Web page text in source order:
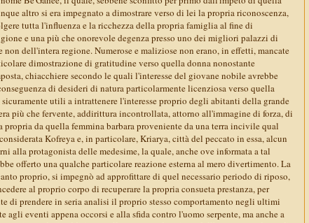
altro si era impegnato a dimostrare verso di lei la propria riconoscenza,
tutta l'influenza e la ricchezza della propria famiglia al fine di
e una più che onorevole degenza presso uno dei migliori palazzi di
dell'intera regione. Numerose e maliziose non erano, in effetti, mancate
dimostrazione di gratitudine verso quella donna nonostante
chiacchiere secondo le quali l'interesse del giovane nobile avrebbe
di desideri di natura particolarmente licenziosa verso quella
utili a intrattenere l'interesse proprio degli abitanti della grande
più che fervente, addirittura incontrollata, attorno all'immagine di forza, di
propria da quella femmina barbara proveniente da una terra incivile qual
Kofreya e, in particolare, Kriarya, città del peccato in essa, alcun
alla protagonista delle medesime, la quale, anche ove informata a tal
offerto una qualche particolare reazione esterna al mero divertimento. La
proprio, si impegnò ad approfittare di quel necessario periodo di riposo,
al proprio corpo di recuperare la propria consueta prestanza, per
di prendere in seria analisi il proprio stesso comportamento negli ultimi
agli eventi appena occorsi e alla sfida contro l'uomo serpente, ma anche a